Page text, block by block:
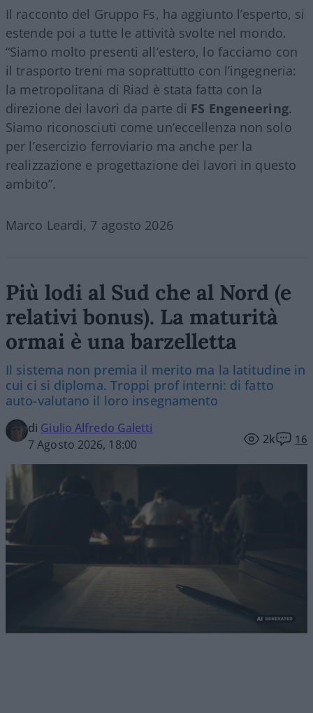
Il racconto del Gruppo Fs, ha aggiunto l’esperto, si
estende poi a tutte le attività svolte nel mondo.
“Siamo molto presenti all’estero, lo facciamo con
il trasporto treni ma soprattutto con l’ingegneria:
la metropolitana di Riad è stata fatta con la
direzione dei lavori da parte di FS Engeneering.
Siamo riconosciuti come un’eccellenza non solo
per l’esercizio ferroviario ma anche per la
realizzazione e progettazione dei lavori in questo
ambito”.
Marco Leardi, 7 agosto 2026
Più lodi al Sud che al Nord (e
relativi bonus). La maturità
ormai è una barzelletta
Il sistema non premia il merito ma la latitudine in
cui ci si diploma. Troppi prof interni: di fatto
auto-valutano il loro insegnamento
di Giulio Alfredo Galetti
7 Agosto 2026, 18:00
2k 16